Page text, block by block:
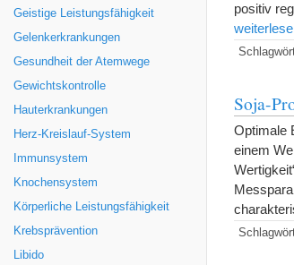
Geistige Leistungsfähigkeit
Gelenkerkrankungen
Gesundheit der Atemwege
Gewichtskontrolle
Hauterkrankungen
Herz-Kreislauf-System
Immunsystem
Knochensystem
Körperliche Leistungsfähigkeit
Krebsprävention
Libido
positiv
Soja-
Optimale
einem